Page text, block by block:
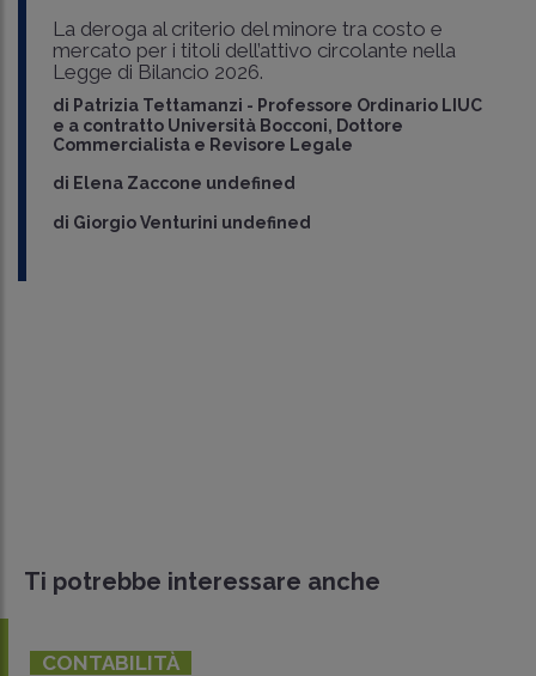
La deroga al criterio del minore tra costo e
mercato per i titoli dell’attivo circolante nella
Legge di Bilancio 2026.
di Patrizia Tettamanzi - Professore Ordinario LIUC
e a contratto Università Bocconi, Dottore
Commercialista e Revisore Legale
di Elena Zaccone undefined
di Giorgio Venturini undefined
Ti potrebbe interessare anche
CONTABILITÀ